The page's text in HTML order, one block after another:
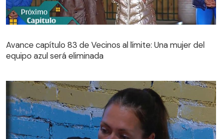
equipo azul será eliminada
Avance capítulo 83 de Vecinos al límite: Una mujer del
equipo azul será eliminada